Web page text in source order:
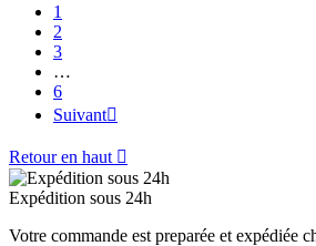
1
2
3
…
6
Suivant
Retour en haut 
Expédition sous 24h
Votre commande est preparée et expédiée